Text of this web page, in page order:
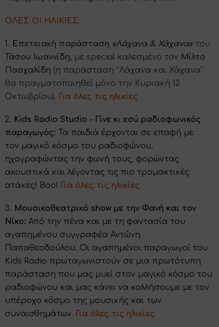
ΟΛΕΣ ΟΙ ΗΛΙΚΙΕΣ:
1. Επετειακή παράσταση «Λάχανα & Χάχανα» του
Τάσου Ιωαννίδη, με special καλεσμένο τον Μίλτο
Πασχαλίδη (η παράσταση “Λάχανα και Χάχανα”
θα πραγματοποιηθεί μόνο την Κυριακή 12
Οκτωβρίου). Για όλες τις ηλικίες
2. Kids Radio Studio - Γίνε κι εσύ ραδιοφωνικός
παραγωγός:
Τα παιδιά έρχονται σε επαφή με
τον μαγικό κόσμο του ραδιοφώνου,
ηχογραφώντας την φωνή τους, φορώντας
ακουστικά και λέγοντας τις πιο τρομακτικές
ατάκες! Boo! Για όλες τις ηλικίες
3. Μουσικοθεατρικό show με την Φανή και τον
Νίκο: Από την πένα και με τη φαντασία του
αγαπημένου συγγραφέα Αντώνη
Παπαθεοδούλου. Οι αγαπημένοι παραγωγοί του
Kids Radio πρωταγωνιστούν σε μια πρωτότυπη
παράσταση που μας μυεί στον μαγικό κόσμο του
ραδιοφώνου και μας κάνει να κολλήσουμε με τον
υπέροχο κόσμο της μουσικής και των
συναισθημάτων. Για όλες τις ηλικίες